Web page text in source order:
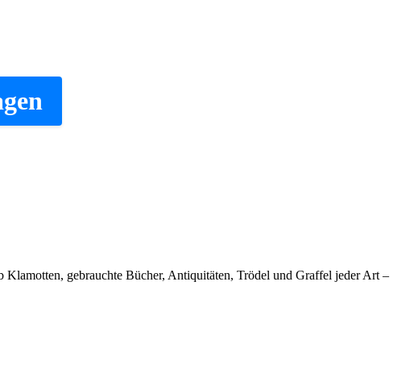
gebrauchte Bücher, Antiquitäten, Trödel und Graffel jeder Art –